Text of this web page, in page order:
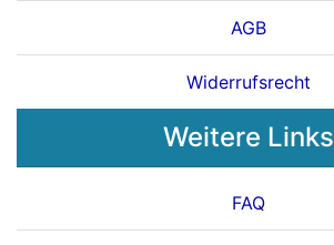
AGB
Widerrufsrecht
Weitere Links
FAQ